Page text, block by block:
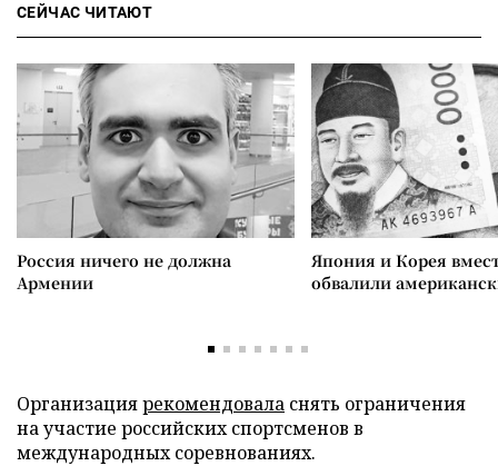
СЕЙЧАС ЧИТАЮТ
Россия ничего не должна
Армении
Япония и Корея
обвалили
Организациярекомендовала снять ограничения
на участие российских спортсменов в
международных соревнованиях.